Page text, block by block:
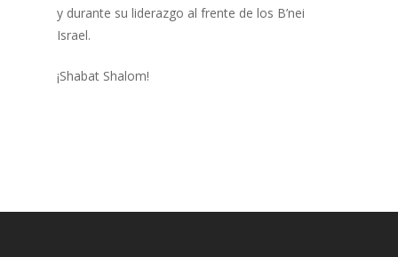
y durante su liderazgo al frente de los B’nei
Israel.
¡Shabat Shalom!